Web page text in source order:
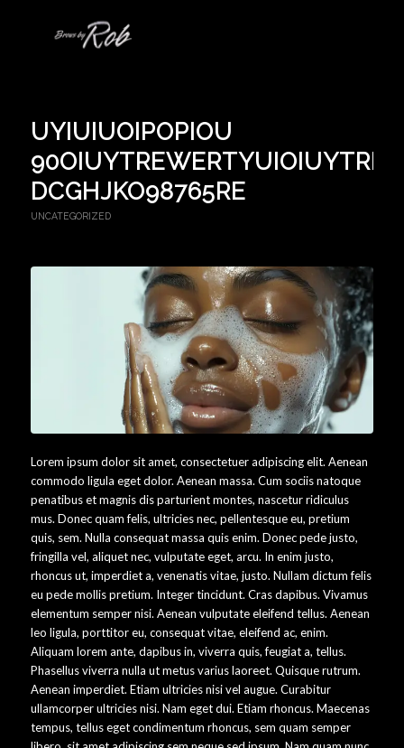
UYIUIUOIPOPIOU
90OIUYTREWERTYUIOIUYTRE
DCGHJKO98765RE
UNCATEGORIZED
Lorem ipsum dolor sit amet, consectetuer adipiscing elit. Aenean
commodo ligula eget dolor. Aenean massa. Cum sociis natoque
penatibus et magnis dis parturient montes, nascetur ridiculus
mus. Donec quam felis, ultricies nec, pellentesque eu, pretium
quis, sem. Nulla consequat massa quis enim. Donec pede justo,
fringilla vel, aliquet nec, vulputate eget, arcu. In enim justo,
rhoncus ut, imperdiet a, venenatis vitae, justo. Nullam dictum felis
eu pede mollis pretium. Integer tincidunt. Cras dapibus. Vivamus
elementum semper nisi. Aenean vulputate eleifend tellus. Aenean
leo ligula, porttitor eu, consequat vitae, eleifend ac, enim.
Aliquam lorem ante, dapibus in, viverra quis, feugiat a, tellus.
Phasellus viverra nulla ut metus varius laoreet. Quisque rutrum.
Aenean imperdiet. Etiam ultricies nisi vel augue. Curabitur
ullamcorper ultricies nisi. Nam eget dui. Etiam rhoncus. Maecenas
tempus, tellus eget condimentum rhoncus, sem quam semper